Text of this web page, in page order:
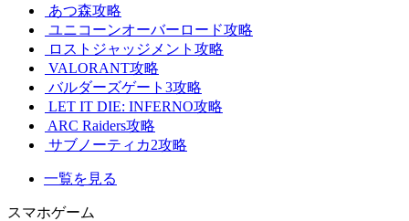
あつ森攻略
ユニコーンオーバーロード攻略
ロストジャッジメント攻略
VALORANT攻略
バルダーズゲート3攻略
LET IT DIE: INFERNO攻略
ARC Raiders攻略
サブノーティカ2攻略
一覧を見る
スマホゲーム